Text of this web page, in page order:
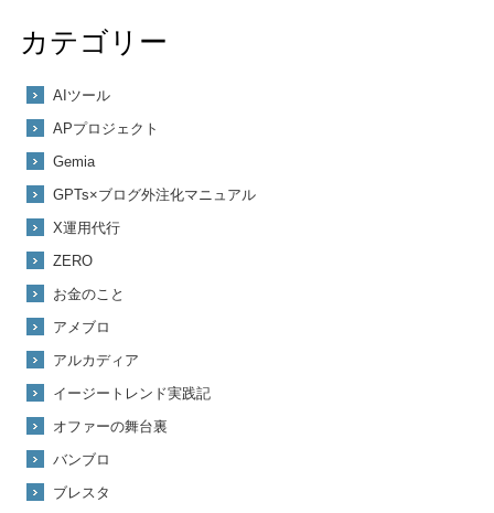
カテゴリー
AIツール
APプロジェクト
Gemia
GPTs×ブログ外注化マニュアル
X運用代行
ZERO
お金のこと
アメブロ
アルカディア
イージートレンド実践記
オファーの舞台裏
バンブロ
ブレスタ